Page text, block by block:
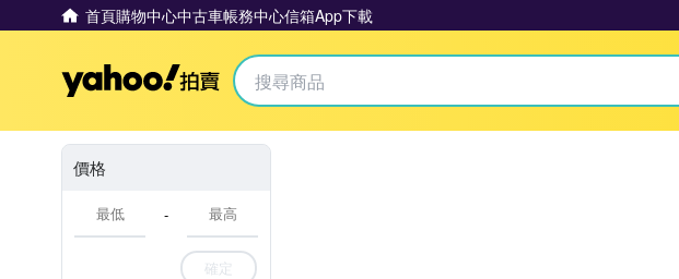
首頁購物中心中古車帳務中心信箱App下載
Yahoo拍賣
價格
-
確定